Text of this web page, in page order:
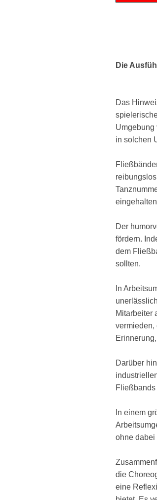
Die
Das
Umgebung
in solchen
Der
fördern.
dem
sollten.
In
Mitarbeiter
vermieden,
Darüber
Fließbands
In einem
ohne dabei
die
eine